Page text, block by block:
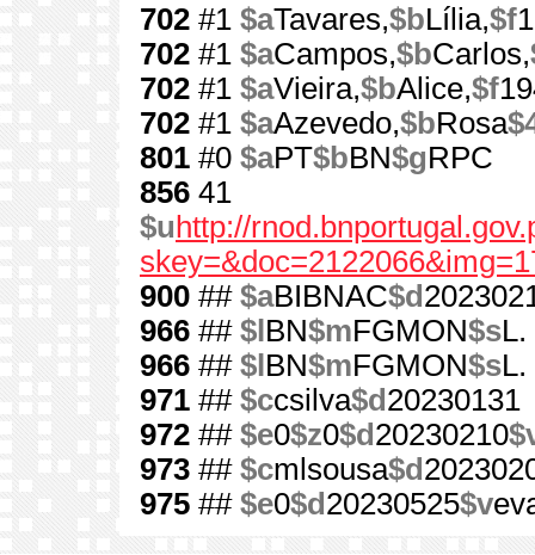
702 #1 $aTavares,$bLília,$f
702 #1 $aCampos,$bCarlos,
702 #1 $aVieira,$bAlice,$f
702 #1 $aAzevedo,$bRosa
801 #0 $aPT$bBN$gRPC
856 41
$u http://
900 ## $aBIBNAC$d
966 ## $l BN$mFGMON$sL.
966 ## $l BN$mFGMON$sL.
971 ## $ccsilva$d 20230131
972 ## $e0$z0$d 20230210
973 ## $cmlsousa$d
975 ## $e0$d 20230525$v